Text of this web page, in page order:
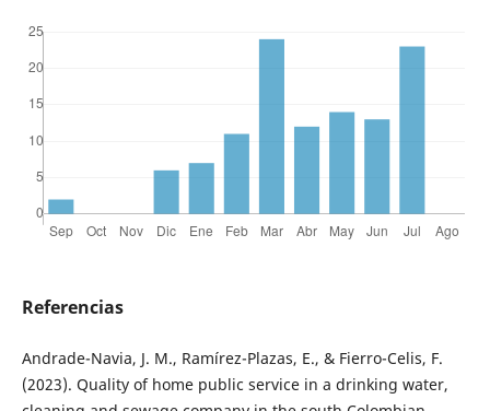
Referencias
Andrade-Navia, J. M., Ramírez-Plazas, E., & Fierro-Celis, F.
(2023). Quality of home public service in a drinking water,